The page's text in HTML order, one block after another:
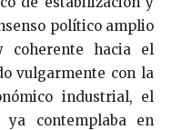
político amplio
hacia el
vulgarmente con la
industrial, el
ya contemplaba en